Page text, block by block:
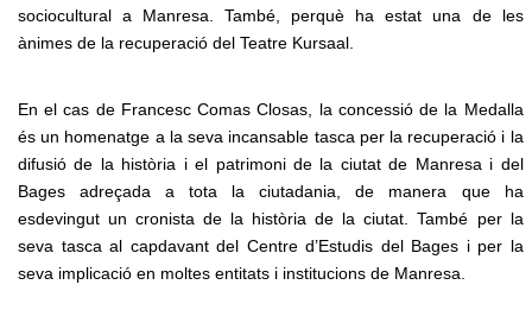
sociocultural a Manresa. També, perquè ha estat una de les
ànimes de la recuperació del Teatre Kursaal.
En el cas de Francesc Comas Closas, la concessió de la Medalla
és un homenatge a la seva incansable tasca per la recuperació i la
difusió de la història i el patrimoni de la ciutat de Manresa i del
Bages adreçada a tota la ciutadania, de manera que ha
esdevingut un cronista de la història de la ciutat. També per la
seva tasca al capdavant del Centre d’Estudis del Bages i per la
seva implicació en moltes entitats i institucions de Manresa.